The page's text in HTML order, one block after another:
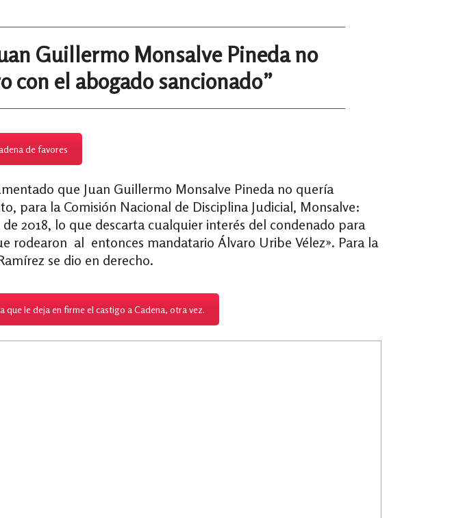
Guillermo Monsalve Pineda no
con el abogado sancionado”
de favores
que Juan Guillermo Monsalve Pineda no quería
para la Comisión Nacional de Disciplina Judicial, Monsalve:
2018, lo que descarta cualquier interés del condenado para
rodearon al entonces mandatario Álvaro Uribe Vélez». Para la
se dio en derecho.
que le deja en firme el castigo a Cadena, otra vez.